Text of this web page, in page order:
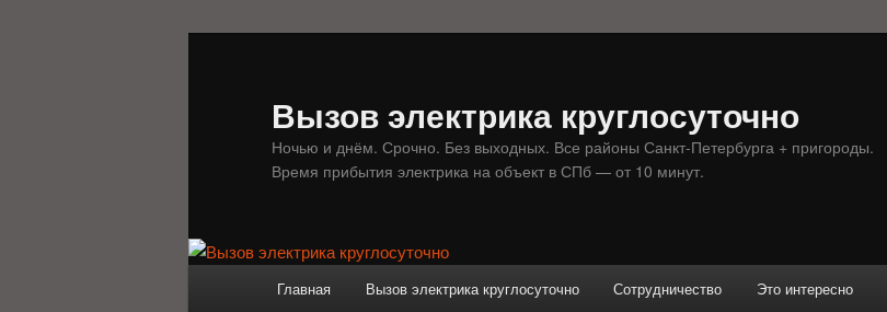
Вызов электрика круглосуточно
Ночью и днём. Срочно. Без выходных. Все районы Санкт-Петербурга + пригороды.
Время прибытия электрика на объект в СПб — от 10 минут.
Главная Вызов электрика круглосуточно Сотрудничество Это интересно